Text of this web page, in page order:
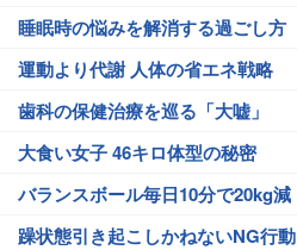
睡眠時の悩みを解消する過ごし方
運動より代謝 人体の省エネ戦略
歯科の保健治療を巡る「大嘘」
大食い女子 46キロ体型の秘密
バランスボール毎日10分で20kg減
躁状態引き起こしかねないNG行動